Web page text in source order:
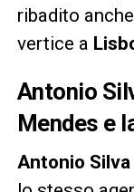
ribadito
vertice a
Antonio
Mendes e
Antonio Silva